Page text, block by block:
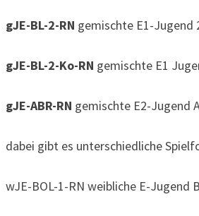
gJE-BL-2-RN gemischte E1-Jugend
gJE-BL-2-Ko-RN gemischte E1
gJE-ABR-RN gemischte E2-Jugend
dabei gibt es unterschiedliche
wJE-BOL-1-RN weibliche E-Jugend